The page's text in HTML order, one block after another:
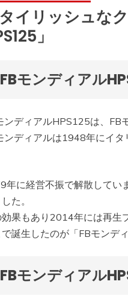
イリッシュな
」
FBモンディアル
ンディアルHPS125は、FB
ンディアルは1948年にイタ
年に経営不振で解散してい
た。
果もあり2014年には再生
誕生したのが「FBモンデ
FBモンディアル